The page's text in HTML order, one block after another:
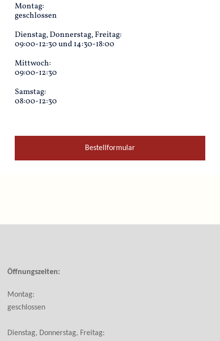
Montag:
geschlossen
Dienstag, Donnerstag, Freitag:
09:00-12:30 und 14:30-18:00
Mittwoch:
09:00-12:30
Samstag:
08:00-12:30
Bestellformular
Öffnungszeiten:
Montag:
geschlossen
Dienstag, Donnerstag, Freitag: